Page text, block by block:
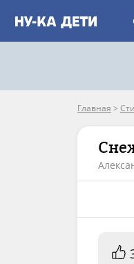
Главная >